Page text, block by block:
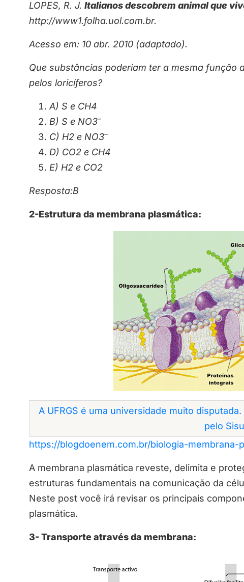
LOPES, R. J. Italianos descobrem animal que
http://www1.folha.uol.com.br.
Acesso em: 10 abr. 2010 (adaptado).
Que substâncias poderiam ter a mesma função
pelos loricíferos?
A) S e CH4
B) S e NO3–
C) H2 e NO3–
D) CO2 e CH4
E) H2 e CO2
Resposta:B
2-Estrutura da membrana plasmática:
A UFRGS é uma universidade muito
pelo
https://blogdoenem.com.br/biologia-membrana-
A membrana plasmática reveste, delimita e
estruturas fundamentais na comunicação da
Neste post você irá revisar os principais
plasmática.
3- Transporte através da membrana: